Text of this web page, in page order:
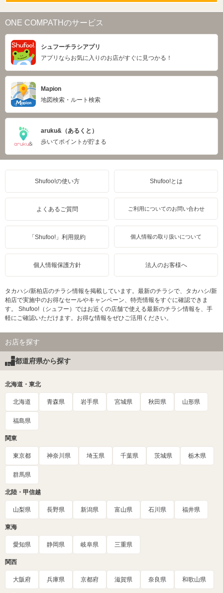
ONE COMPATHのサービス
シュフーチラシアプリ
アプリならお気に入りのお店がすぐに見つかる！
Mapion
地図検索・ルート検索
aruku&（あるくと）
歩いてポイントが貯まる
Shufoo!の使い方 Shufoo!とは
よくあるご質問 ご利用についてのお問い合わせ
「Shufoo!」利用規約 個人情報の取り扱いについて
個人情報保護方針 法人のお客様へ
タカハシ/新柏店のチラシ情報を掲載しています。最新のチラシで、タカハシ/新
柏店で実施中のお得なセールやキャンペーン、特売情報をすぐに確認できま
す。 Shufoo!（シュフー）ではお近くの店舗で使える最新のチラシ情報を、手
軽にご確認いただけます。お得な情報をぜひご活用ください。
お店を探す
都道府県から探す
北海道・東北
北海道 青森県 岩手県 宮城県 秋田県 山形県
福島県
関東
東京都 神奈川県 埼玉県 千葉県 茨城県 栃木県
群馬県
北陸・甲信越
山梨県 長野県 新潟県 富山県 石川県 福井県
東海
愛知県 静岡県 岐阜県 三重県
関西
大阪府 兵庫県 京都府 滋賀県 奈良県 和歌山県